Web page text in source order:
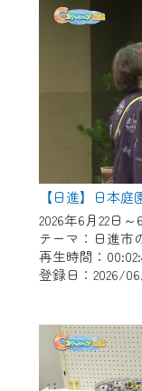
2026年6月22日
テーマ：日進市
再生時間：
登録日：2026/
作業の間は
テナンス中
ご不便をお
よろしくお